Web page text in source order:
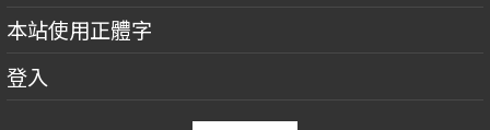
本站使用正體字
登入